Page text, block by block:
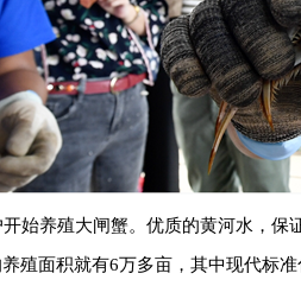
开始养殖大闸蟹。优质的黄河水，
殖面积就有6万多亩，其中现代标准